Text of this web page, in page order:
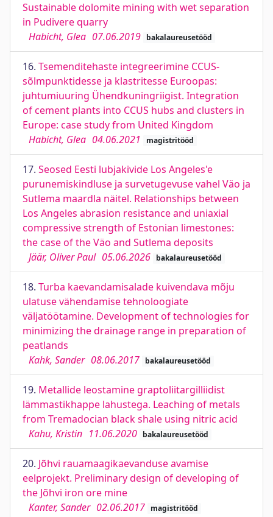
Sustainable dolomite mining with wet separation
in Pudivere quarry
Habicht, Glea 07.06.2019 bakalaureusetööd
16. Tsemenditehaste integreerimine CCUS-
sõlmpunktidesse ja klastritesse Euroopas:
juhtumiuuring Ühendkuningriigist. Integration
of cement plants into CCUS hubs and clusters in
Europe: case study from United Kingdom
Habicht, Glea 04.06.2021 magistritööd
17. Seosed Eesti lubjakivide Los Angeles'e
purunemiskindluse ja survetugevuse vahel Väo ja
Sutlema maardla näitel. Relationships between
Los Angeles abrasion resistance and uniaxial
compressive strength of Estonian limestones:
the case of the Väo and Sutlema deposits
Jäär, Oliver Paul 05.06.2026 bakalaureusetööd
18. Turba kaevandamisalade kuivendava mõju
ulatuse vähendamise tehnoloogiate
väljatöötamine. Development of technologies for
minimizing the drainage range in preparation of
peatlands
Kahk, Sander 08.06.2017 bakalaureusetööd
19. Metallide leostamine graptoliitargilliidist
lämmastikhappe lahustega. Leaching of metals
from Tremadocian black shale using nitric acid
Kahu, Kristin 11.06.2020 bakalaureusetööd
20. Jõhvi rauamaagikaevanduse avamise
eelprojekt. Preliminary design of developing of
the Jõhvi iron ore mine
Kanter, Sander 02.06.2017 magistritööd